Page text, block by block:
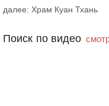
далее: Храм Куан Тхань
Поиск по видео